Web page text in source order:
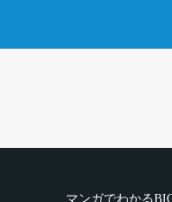
マンガでわかる